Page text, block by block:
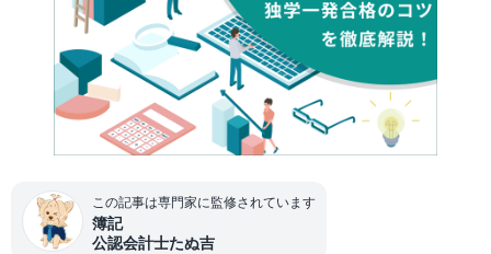
この記事は専門家に監修されています
簿記
公認会計士たぬ吉